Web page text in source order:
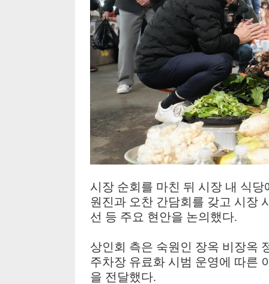
시장 순회를 마친 뒤 시장 내 식
원진과 오찬 간담회를 갖고 시장
선 등 주요 현안을 논의했다.
상인회 측은 숙원인 장옥 비장옥
주차장 유료화 시범 운영에 따른
을 전달했다.